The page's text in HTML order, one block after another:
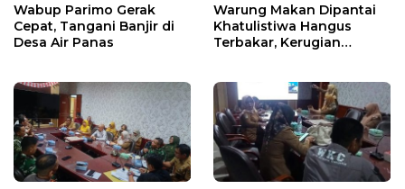
Wabup Parimo Gerak
Cepat, Tangani Banjir di
Desa Air Panas
Warung Makan Dipantai
Khatulistiwa Hangus
Terbakar, Kerugian